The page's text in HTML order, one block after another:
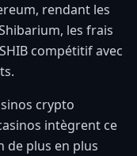
rendant les
les frais
compétitif avec
crypto
intègrent ce
de plus en plus